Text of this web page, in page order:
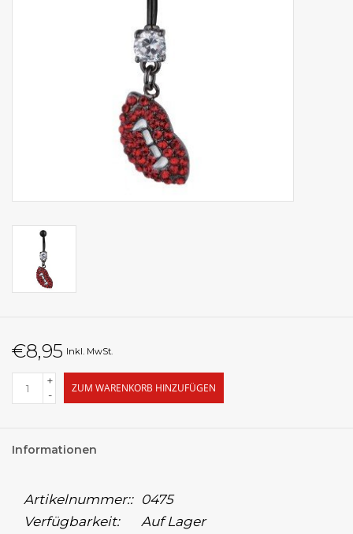
€8,95 Inkl. MwSt.
+
-
ZUM WARENKORB HINZUFÜGEN
Informationen
Artikelnummer:: 0475
Verfügbarkeit:
Auf Lager